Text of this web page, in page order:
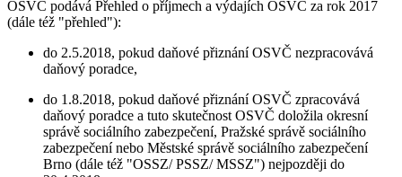
OSVČ podává Přehled o příjmech a výdajích OSVČ za rok 2017
(dále též "přehled"):
do 2.5.2018, pokud daňové přiznání OSVČ nezpracovává
daňový poradce,
do 1.8.2018, pokud daňové přiznání OSVČ zpracovává
daňový poradce a tuto skutečnost OSVČ doložila okresní
správě sociálního zabezpečení, Pražské správě sociálního
zabezpečení nebo Městské správě sociálního zabezpečení
Brno (dále též "OSSZ/ PSSZ/ MSSZ") nejpozději do